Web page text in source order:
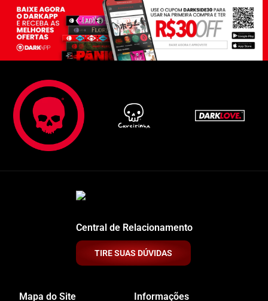
Central de Relacionamento
TIRE SUAS DÚVIDAS
Mapa do Site Informações